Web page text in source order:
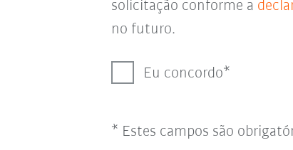
solicitação conforme a
no futuro.
Eu concordo
* Estes campos são